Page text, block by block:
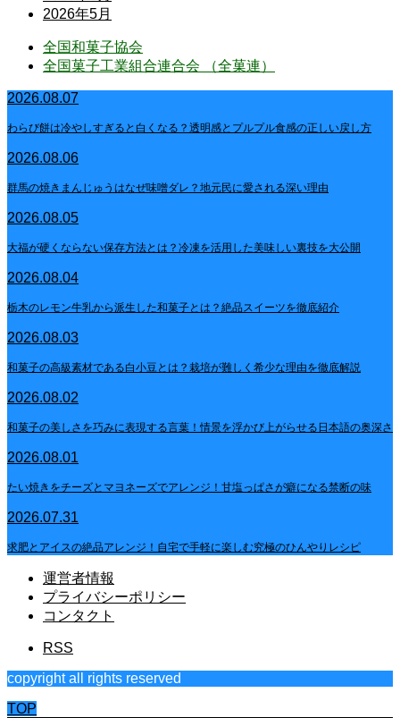
2026年5月
全国和菓子協会
全国菓子工業組合連合会 （全菓連）
2026.08.07
わらび餅は冷やしすぎると白くなる？透明感とプルプル食感の正しい戻し方
2026.08.06
群馬の焼きまんじゅうはなぜ味噌ダレ？地元民に愛される深い理由
2026.08.05
大福が硬くならない保存方法とは？冷凍を活用した美味しい裏技を大公開
2026.08.04
栃木のレモン牛乳から派生した和菓子とは？絶品スイーツを徹底紹介
2026.08.03
和菓子の高級素材である白小豆とは？栽培が難しく希少な理由を徹底解説
2026.08.02
和菓子の美しさを巧みに表現する言葉！情景を浮かび上がらせる日本語の奥深さ
2026.08.01
たい焼きをチーズとマヨネーズでアレンジ！甘塩っぱさが癖になる禁断の味
2026.07.31
求肥とアイスの絶品アレンジ！自宅で手軽に楽しむ究極のひんやりレシピ
運営者情報
プライバシーポリシー
コンタクト
RSS
copyright all rights reserved
TOP